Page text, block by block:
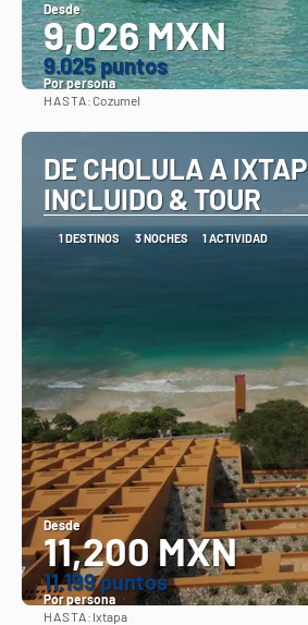
Desde
9,026 MXN
9.025 puntos
Por persona
HASTA:Cozumel
DE CHOLULA A
INCLUIDO & TOUR
1 DESTINOS 3 NOCHES 1 ACTIVIDAD
Desde
11,200 MXN
11.199 puntos
Por persona
HASTA: Ixtapa